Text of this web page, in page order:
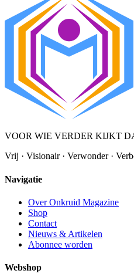
VOOR WIE VERDER KIJKT
Vrij · Visionair · Verwonder ·
Navigatie
Over Onkruid Magazine
Shop
Contact
Nieuws & Artikelen
Abonnee worden
Webshop